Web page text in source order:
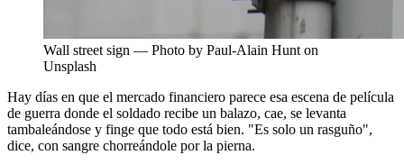
Wall street sign — Photo by Paul-Alain Hunt on
Unsplash
Hay días en que el mercado financiero parece esa escena de película
de guerra donde el soldado recibe un balazo, cae, se levanta
tambaleándose y finge que todo está bien. "Es solo un rasguño",
dice, con sangre chorreándole por la pierna.